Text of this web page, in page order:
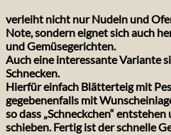
verleiht nicht nur Nudeln und
Note, sondern eignet sich auch
und Gemüsegerichten.
Auch eine interessante Variante
Schnecken.
Hierfür einfach Blätterteig mit
gegebenenfalls mit
so dass „Schneckchen“
schieben. Fertig ist der schnelle